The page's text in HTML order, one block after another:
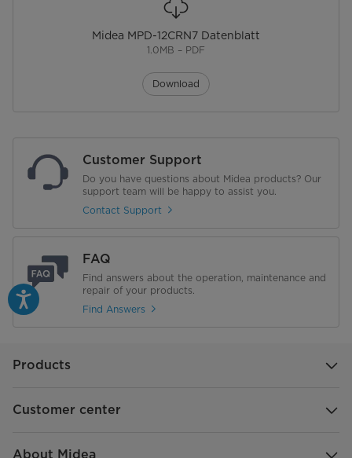
Fernbedienung
Temperaturbereich [°C]
Verbrauch im Stand-by Modus [W]
Verbrauch im Aus-Zustand [W] 1
Midea MPD-12CRN7 Datenblatt
1.0MB – PDF
Download
Customer Support
Do you have questions about Midea products? Our
support team will be happy to assist you.
Contact Support
FAQ
Find answers about the operation, maintenance and
repair of your products.
Find Answers
Products
Customer center
About Midea